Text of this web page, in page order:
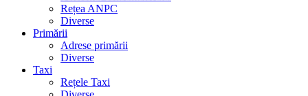
Rețea ANPC
Diverse
Primării
Adrese primării
Diverse
Taxi
Rețele Taxi